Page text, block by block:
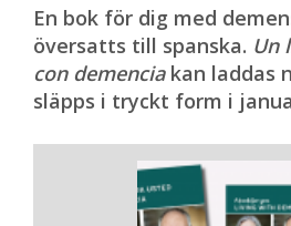
En bok för dig med
översatts till spanska. Un
con demencia kan laddas
släpps i tryckt form i